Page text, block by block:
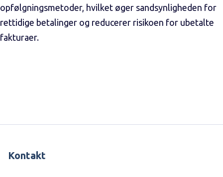
opfølgningsmetoder, hvilket øger sandsynligheden for
rettidige betalinger og reducerer risikoen for ubetalte
fakturaer.
Kontakt